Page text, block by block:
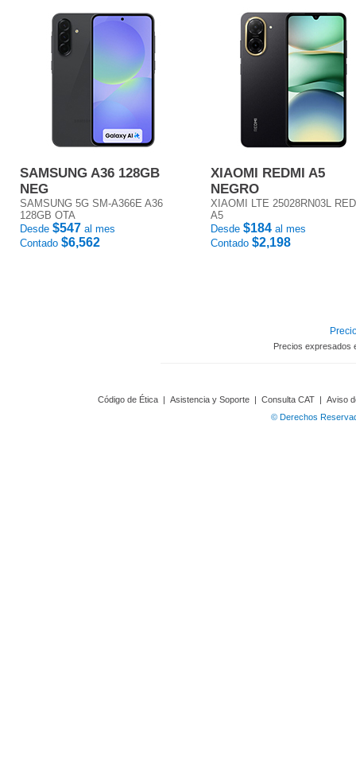
SAMSUNG A36 128GB
NEG
SAMSUNG 5G SM-A366E A36
128GB OTA
Desde $547 al mes
Contado $6,562
XIAOMI REDMI A5
NEGRO
XIAOMI LTE 25028RN03L
A5
Desde $184 al mes
Contado $2,198
Precios expresados
Código de Ética | Asistencia y Soporte | Consulta CAT | Aviso
© Derechos